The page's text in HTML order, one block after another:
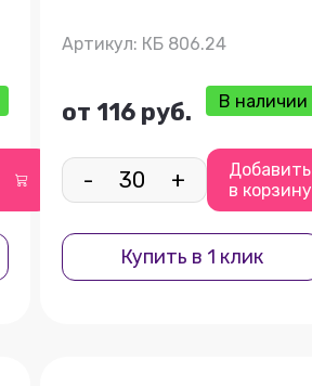
Артикул: КБ 806.24
от 116 руб. В наличии
- +
Добавить
в корзину
Купить в 1 клик